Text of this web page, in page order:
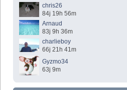
chris26
84j 19h 56m
Arnaud
83j 9h 36m
charlieboy
66j 21h 41m
Gyzmo34
63j 9m